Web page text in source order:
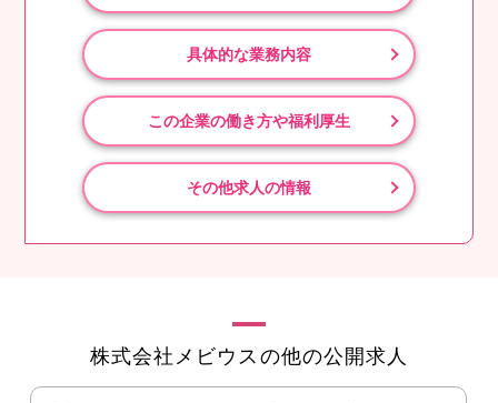
具体的な業務内容
この企業の働き方や福利厚生
その他求人の情報
株式会社メビウスの他の公開求人